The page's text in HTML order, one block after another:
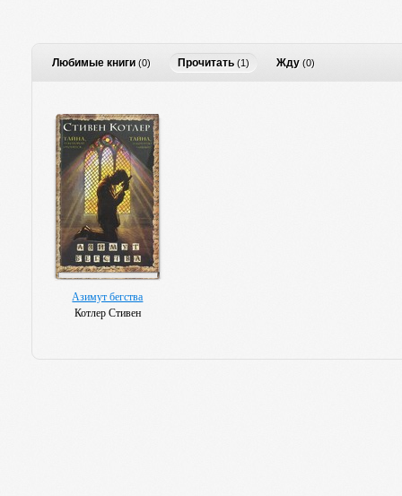
Любимые книги (0) Прочитать (1) Жду (0)
Азимут бегства
Котлер Стивен